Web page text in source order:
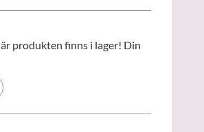
produkten finns i lager! Din